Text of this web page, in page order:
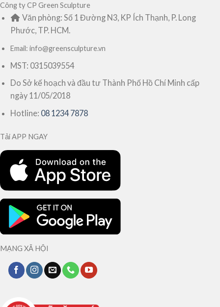
Công ty CP Green Sculpture
Văn phòng: Số 1 Đường N3, KP Ích Thạnh, P. Long
Phước, TP. HCM.
Email: info@greensculpture.vn
MST: 0315039554
Do Sở kế hoạch và đầu tư Thành Phố Hồ Chí Minh cấp
ngày 11/05/2018
Hotline: 08 1234 7878
Tải APP NGAY
MẠNG XÃ HỘI